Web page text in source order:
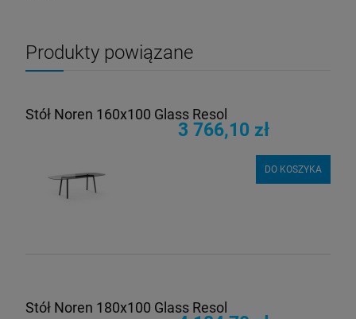
Produkty powiązane
Stół Noren 160x100 Glass Resol
3 766,10 zł
DO KOSZYKA
Stół Noren 180x100 Glass Resol